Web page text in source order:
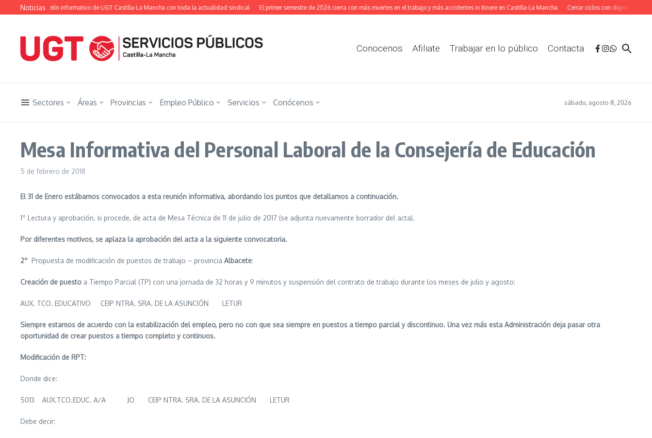
Saltar al contenido
Noticias
el boletín informativo de UGT Castilla-La Mancha con toda la actualidad sindical El primer semestre de 2026 cierra con más muertes en el trabajo y más accidentes in itinere en Castilla-La Mancha Cerrar ciclos con dignidad: La
Conocenos Afiliate Trabajar en lo público Contacta
Sectores Áreas Provincias Empleo Público Servicios Conócenos sábado, agosto 8, 2026
Mesa Informativa del Personal Laboral de la Consejería de Educación
5 de febrero de 2018
El 31 de Enero estábamos convocados a esta reunión informativa, abordando los puntos que detallamos a continuación.
1º Lectura y aprobación, si procede, de acta de Mesa Técnica de 11 de julio de 2017 (se adjunta nuevamente borrador del acta).
Por diferentes motivos, se aplaza la aprobación del acta a la siguiente convocatoria.
2º Propuesta de modificación de puestos de trabajo – provincia Albacete:
Creación de puesto a Tiempo Parcial (TP) con una jornada de 32 horas y 9 minutos y suspensión del contrato de trabajo durante los meses de julio y agosto:
AUX. TCO. EDUCATIVO CEIP NTRA. SRA. DE LA ASUNCIÓN LETUR
Siempre estamos de acuerdo con la estabilización del empleo, pero no con que sea siempre en puestos a tiempo parcial y discontinuo. Una vez más esta Administración deja pasar otra
oportunidad de crear puestos a tiempo completo y continuos.
Modificación de RPT:
Donde dice:
5013 AUX.TCO.EDUC. A/A JO CEIP NTRA. SRA. DE LA ASUNCIÓN LETUR
Debe decir: